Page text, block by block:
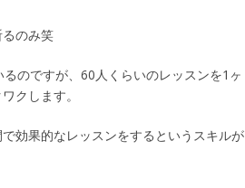
のみ笑
のですが、60人くらいのレッスンを1ヶ
クします。
効果的なレッスンをするというスキルが